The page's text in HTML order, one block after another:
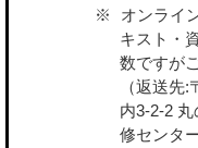
オンライ
キスト・
数ですが
（返送先
内3-2-2
修センタ